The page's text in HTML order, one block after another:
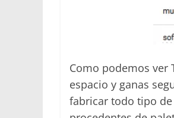
Como podemos ver
espacio y ganas
fabricar todo tipo de